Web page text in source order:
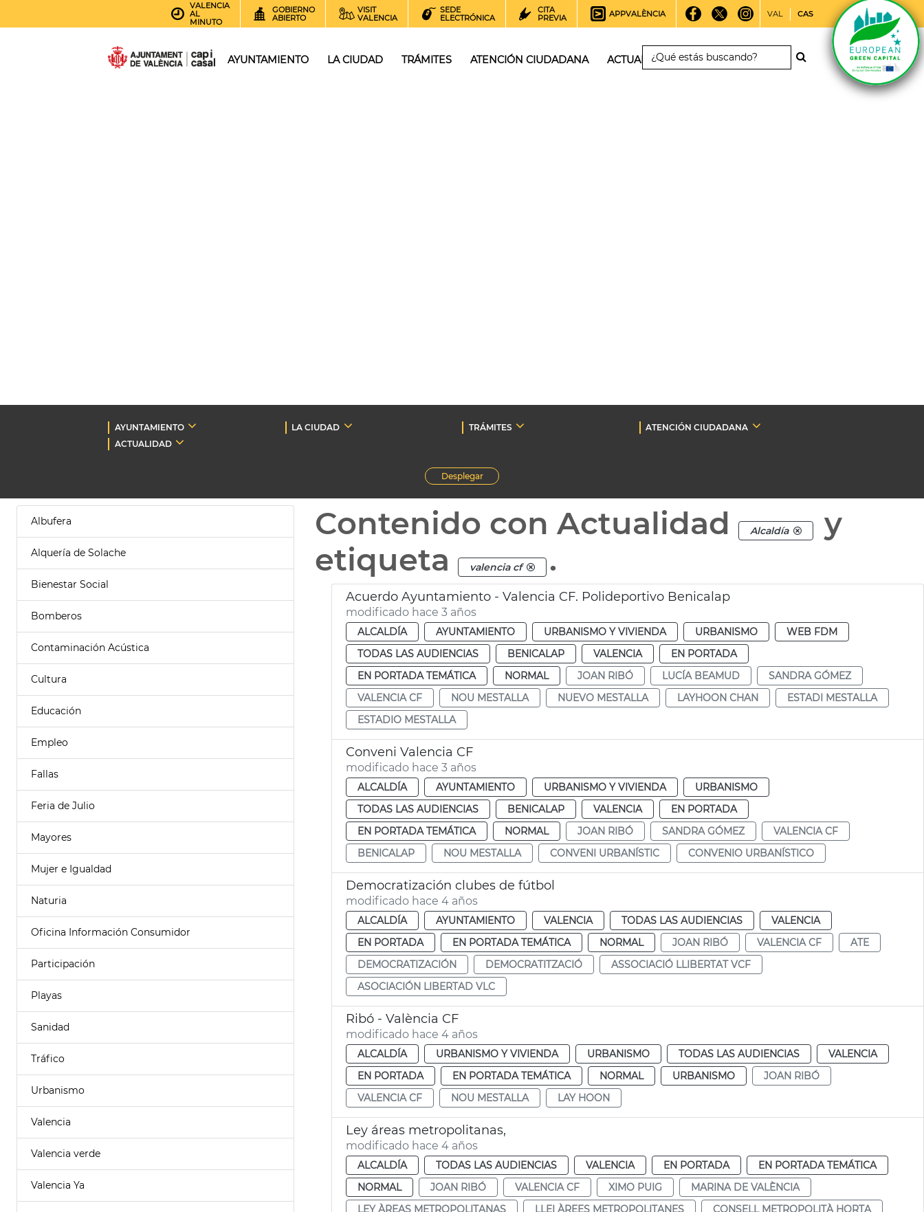
VALENCIA
AL
MINUTO
GOBIERNO
ABIERTO
VISIT
VALENCIA
SEDE
ELECTRÓNICA
CITA
PREVIA
APPVALÈNCIA VAL CAS
AYUNTAMIENTO LA CIUDAD TRÁMITES ATENCIÓN CIUDADANA ACTUALIDAD
AYUNTAMIENTO LA CIUDAD TRÁMITES
ATENCIÓN CIUDADANA
ACTUALIDAD
Desplegar
Albufera
Alquería de Solache
Bienestar Social
Bomberos
Contaminación Acústica
Cultura
Educación
Empleo
Fallas
Feria de Julio
Mayores
Mujer e Igualdad
Naturia
Oficina Información Consumidor
Participación
Playas
Sanidad
Tráfico
Urbanismo
Valencia
Valencia verde
Valencia Ya
Contenido con Actualidad Alcaldía
y
etiqueta
valencia cf .
Acuerdo Ayuntamiento - Valencia CF. Polideportivo Benicalap
modificado hace 3 años
ALCALDÍA AYUNTAMIENTO URBANISMO Y VIVIENDA URBANISMO
WEB FDM
TODAS LAS AUDIENCIAS
BENICALAP VALENCIA
EN PORTADA
EN PORTADA TEMÁTICA
NORMAL JOAN RIBÓ LUCÍA BEAMUD
SANDRA GÓMEZ
VALENCIA CF
NOU MESTALLA NUEVO MESTALLA LAYHOON CHAN
ESTADI MESTALLA
ESTADIO MESTALLA
Conveni Valencia CF
modificado hace 3 años
ALCALDÍA AYUNTAMIENTO URBANISMO Y VIVIENDA
URBANISMO
TODAS LAS AUDIENCIAS
BENICALAP VALENCIA
EN PORTADA
EN PORTADA TEMÁTICA
NORMAL JOAN RIBÓ SANDRA GÓMEZ
VALENCIA CF
BENICALAP
NOU MESTALLA CONVENI URBANÍSTIC CONVENIO URBANÍSTICO
Democratización clubes de fútbol
modificado hace 4 años
ALCALDÍA AYUNTAMIENTO VALENCIA TODAS LAS AUDIENCIAS
VALENCIA
EN PORTADA
EN PORTADA TEMÁTICA NORMAL JOAN RIBÓ VALENCIA CF
ATE
DEMOCRATIZACIÓN
DEMOCRATITZACIÓ
ASSOCIACIÓ LLIBERTAT VCF
ASOCIACIÓN LIBERTAD VLC
Ribó - València CF
modificado hace 4 años
ALCALDÍA URBANISMO Y VIVIENDA URBANISMO TODAS LAS AUDIENCIAS
VALENCIA
EN PORTADA
EN PORTADA TEMÁTICA NORMAL URBANISMO
JOAN RIBÓ
VALENCIA CF
NOU MESTALLA LAY HOON
Ley áreas metropolitanas,
modificado hace 4 años
ALCALDÍA TODAS LAS AUDIENCIAS VALENCIA EN PORTADA
EN PORTADA TEMÁTICA
NORMAL
JOAN RIBÓ VALENCIA CF XIMO PUIG
MARINA DE VALÈNCIA
LEY ÀREAS METROPOLITANAS
LLEI ÀREES METROPOLITANES
CONSELL METROPOLITÀ HORTA